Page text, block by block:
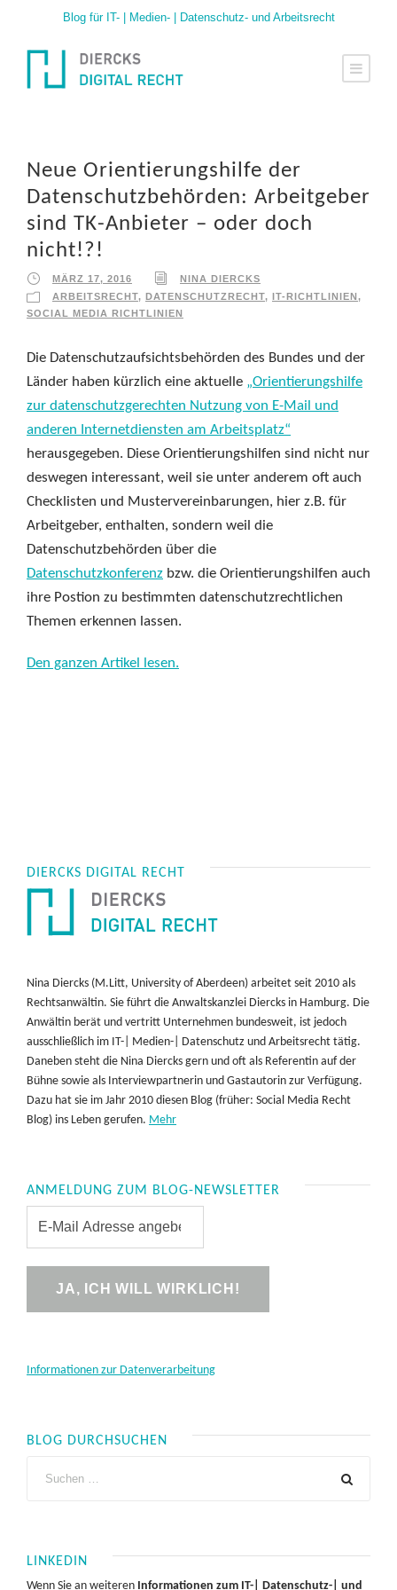
Blog für IT- | Medien- | Datenschutz- und Arbeitsrecht
Neue Orientierungshilfe der
Datenschutzbehörden: Arbeitgeber
sind TK-Anbieter – oder doch
nicht!?!
MÄRZ 17, 2016
NINA DIERCKS
ARBEITSRECHT, DATENSCHUTZRECHT, IT-RICHTLINIEN ,
SOCIAL MEDIA RICHTLINIEN
Die Datenschutzaufsichtsbehörden des Bundes und der
Länder haben kürzlich eine aktuelle „Orientierungshilfe
zur datenschutzgerechten Nutzung von E-Mail und
anderen Internetdiensten am Arbeitsplatz“
herausgegeben. Diese Orientierungshilfen sind nicht nur
deswegen interessant, weil sie unter anderem oft auch
Checklisten und Mustervereinbarungen, hier z.B. für
Arbeitgeber, enthalten, sondern weil die
Datenschutzbehörden über die
Datenschutzkonferenz bzw. die Orientierungshilfen auch
ihre Postion zu bestimmten datenschutzrechtlichen
Themen erkennen lassen.
Den ganzen Artikel lesen.
DIERCKS DIGITAL RECHT
Nina Diercks (M.Litt, University of Aberdeen) arbeitet seit 2010 als
Rechtsanwältin. Sie führt die Anwaltskanzlei Diercks in Hamburg. Die
Anwältin berät und vertritt Unternehmen bundesweit, ist jedoch
ausschließlich im IT-| Medien-| Datenschutz und Arbeitsrecht tätig.
Daneben steht die Nina Diercks gern und oft als Referentin auf der
Bühne sowie als Interviewpartnerin und Gastautorin zur Verfügung.
Dazu hat sie im Jahr 2010 diesen Blog (früher: Social Media Recht
Blog) ins Leben gerufen. Mehr
ANMELDUNG ZUM BLOG-NEWSLETTER
Informationen zur Datenverarbeitung
BLOG DURCHSUCHEN
LINKEDIN
Wenn Sie an weiteren Informationen zum IT-| Datenschutz-| und